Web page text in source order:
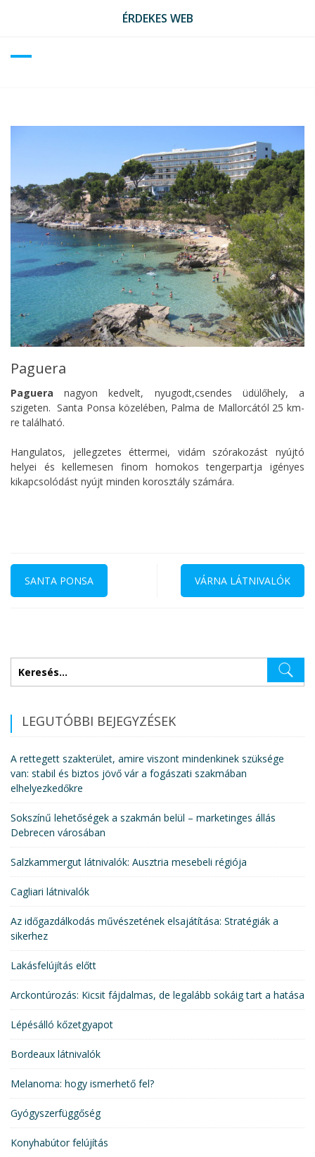
ÉRDEKES WEB
Paguera
Pagueranagyon kedvelt, nyugodt,csendes üdülőhely, a
szigeten. Santa Ponsa közelében, Palma de Mallorcától 25 km-
re található.
Hangulatos, jellegzetes éttermei, vidám szórakozást nyújtó
helyei és kellemesen finom homokos tengerpartja igényes
kikapcsolódást nyújt minden korosztály számára.
Bejegyzés
navigáció
SANTA PONSA VÁRNA LÁTNIVALÓK
LEGUTÓBBI BEJEGYZÉSEK
A rettegett szakterület, amire viszont mindenkinek szüksége
van: stabil és biztos jövő vár a fogászati szakmában
elhelyezkedőkre
Sokszínű lehetőségek a szakmán belül – marketinges állás
Debrecen városában
Salzkammergut látnivalók: Ausztria mesebeli régiója
Cagliari látnivalók
Az időgazdálkodás művészetének elsajátítása: Stratégiák a
sikerhez
Lakásfelújítás előtt
Arckontúrozás: Kicsit fájdalmas, de legalább sokáig tart a hatása
Lépésálló kőzetgyapot
Bordeaux látnivalók
Melanoma: hogy ismerhető fel?
Gyógyszerfüggőség
Konyhabútor felújítás